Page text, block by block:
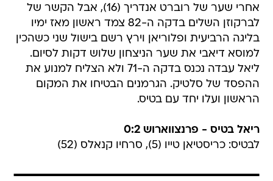
אחרי שער של רוברט אנדריך (16), אבל הקשר של
לברקוזן השלים בדקה ה-82 צמד ראשון מאז ימיו
בליגה הרביעית ופלוריאן וירץ רשם בישול שני כשהכין
למוסא דיאבי את שער הניצחון שלוש דקות לסיום.
ליאל עבדה נכנס בדקה ה-71 ולא הצליח למנוע את
ההפסד של סלטיק. הגרמנים הבטיחו את המקום
הראשון ועלו יחד עם בטיס.
ריאל בטיס - פרנצווארוש 0:2
לבטיס: כריסטיאן טייו (5), סרחיו קנאלס (52)